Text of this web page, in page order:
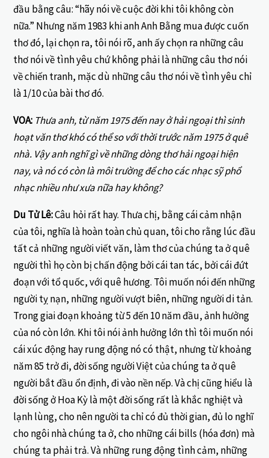
đầu bằng câu: “hãy nói về cuộc đời khi tôi không còn
nữa.” Nhưng năm 1983 khi anh Anh Bằng mua được cuốn
thơ đó, lại chọn ra, tôi nói rõ, anh ấy chọn ra những câu
thơ nói về tình yêu chứ không phải là những câu thơ nói
về chiến tranh, mặc dù những câu thơ nói về tình yêu chỉ
là 1/10 của bài thơ đó.
VOA: Thưa anh, từ năm 1975 đến nay ở hải ngoại thì sinh
hoạt văn thơ khó có thể so với thời trước năm 1975 ở quê
nhà. Vậy anh nghĩ gì về những dòng thơ hải ngoại hiện
nay, và nó có còn là môi trường để cho các nhạc sỹ phổ
nhạc nhiều như xưa nữa hay không?
Du Tử Lê:Câu hỏi rất hay. Thưa chị, bằng cái cảm nhận
của tôi, nghĩa là hoàn toàn chủ quan, tôi cho rằng lúc đầu
tất cả những người viết văn, làm thơ của chúng ta ở quê
người thì họ còn bị chấn động bởi cái tan tác, bởi cái đứt
đoạn với tổ quốc, với quê hương. Tôi muốn nói đến những
người tỵ nạn, những người vượt biên, những người di tản.
Trong giai đoạn khoảng từ 5 đến 10 năm đầu, ảnh hưởng
của nó còn lớn. Khi tôi nói ảnh hưởng lớn thì tôi muốn nói
cái xúc động hay rung động nó có thật, nhưng từ khoảng
năm 85 trở đi, đời sống người Việt của chúng ta ở quê
người bắt đầu ổn định, đi vào nền nếp. Và chị cũng hiểu là
đời sống ở Hoa Kỳ là một đời sống rất là khắc nghiệt và
lạnh lùng, cho nên người ta chỉ có đủ thời gian, đủ lo nghĩ
cho ngôi nhà chúng ta ở, cho những cái bills (hóa đơn) mà
chúng ta phải trả. Và những rung động tình cảm, những